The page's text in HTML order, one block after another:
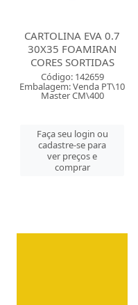
CARTOLINA EVA 0.7
30X35 FOAMIRAN
CORES SORTIDAS
Código: 142659
Embalagem: Venda PT\10
Master CM\400
Faça seu login ou
cadastre-se para
ver preços e
comprar